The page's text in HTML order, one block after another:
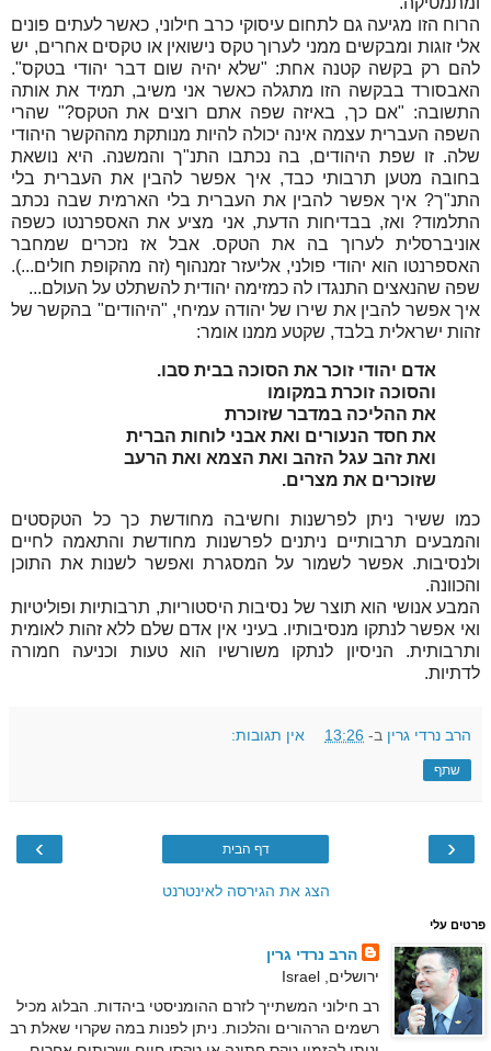
הרוח הזו מגיעה גם לתחום עיסוקי כרב חילוני, כאשר לעתים פונים
אלי זוגות ומבקשים ממני לערוך טקס נישואין או טקסים אחרים, יש
להם רק בקשה קטנה אחת: "שלא יהיה שום דבר יהודי בטקס".
האבסורד בבקשה הזו מתגלה כאשר אני משיב, תמיד את אותה
התשובה: "אם כך, באיזה שפה אתם רוצים את הטקס?" שהרי
השפה העברית עצמה אינה יכולה להיות מנותקת מההקשר היהודי
שלה. זו שפת היהודים, בה נכתבו התנ"ך והמשנה. היא נושאת
בחובה מטען תרבותי כבד, איך אפשר להבין את העברית בלי
התנ"ך? איך אפשר להבין את העברית בלי הארמית שבה נכתב
התלמוד? ואז, בבדיחות הדעת, אני מציע את האספרנטו כשפה
אוניברסלית לערוך בה את הטקס. אבל אז נזכרים שמחבר
האספרנטו הוא יהודי פולני, אליעזר זמנהוף (זה מהקופת חולים...).
שפה שהנאצים התנגדו לה כמזימה יהודית להשתלט על העולם...
איך אפשר להבין את שירו של יהודה עמיחי, "היהודים" בהקשר של
זהות ישראלית בלבד, שקטע ממנו אומר:
אדם יהודי זוכר את הסוכה בבית סבו.
והסוכה זוכרת במקומו
את ההליכה במדבר שזוכרת
את חסד הנעורים ואת אבני לוחות הברית
ואת זהב עגל הזהב ואת הצמא ואת הרעב
שזוכרים את מצרים.
כמו ששיר ניתן לפרשנות וחשיבה מחודשת כך כל הטקסטים
והמבעים תרבותיים ניתנים לפרשנות מחודשת והתאמה לחיים
ולנסיבות. אפשר לשמור על המסגרת ואפשר לשנות את התוכן
והכוונה.
המבע אנושי הוא תוצר של נסיבות היסטוריות, תרבותיות ופוליטיות
ואי אפשר לנתקו מנסיבותיו. בעיני אין אדם שלם ללא זהות לאומית
ותרבותית. הניסיון לנתקו משורשיו הוא טעות וכניעה חמורה
לדתיות.
הרב נרדי גרין ב- 13:26 אין תגובות:
שתף
‹
› דף הבית
הצג את הגירסה לאינטרנט
פרטים עלי
הרב נרדי גרין
ירושלים, Israel
רב חילוני המשתייך לזרם ההומניסטי ביהדות. הבלוג מכיל
רשמים הרהורים והלכות. ניתן לפנות במה שקרוי שאלת רב